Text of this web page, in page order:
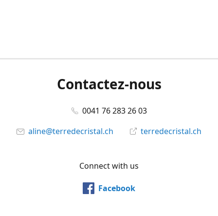
Contactez-nous
0041 76 283 26 03
aline@terredecristal.ch
terredecristal.ch
Connect with us
Facebook